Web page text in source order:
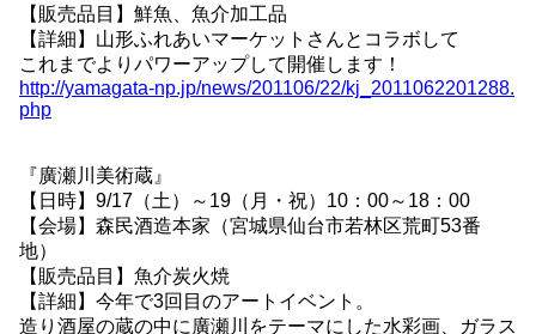
【販売品目】鮮魚、魚介加工品
【詳細】山形ふれあいマーケットさんとコラボして
これまでよりパワーアップして開催します！
http://yamagata-np.jp/news/201106/22/kj_2011062201288.
php
『廣瀬川美術蔵』
【日時】9/17（土）～19（月・祝）10：00～18：00
【会場】森民酒造本家（宮城県仙台市若林区荒町53番
地）
【販売品目】魚介炭火焼
【詳細】今年で3回目のアートイベント。
造り酒屋の蔵の中に廣瀬川をテーマにした水彩画、ガラス